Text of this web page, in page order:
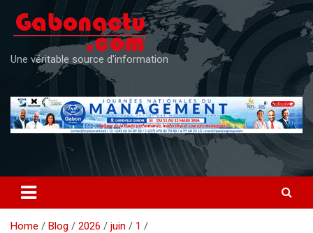
content
Une véritable source d'information
Home Blog 2026 juin
1